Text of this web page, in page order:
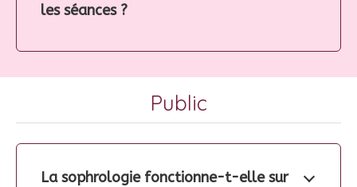
les séances ?
Public
La sophrologie fonctionne-t-elle sur